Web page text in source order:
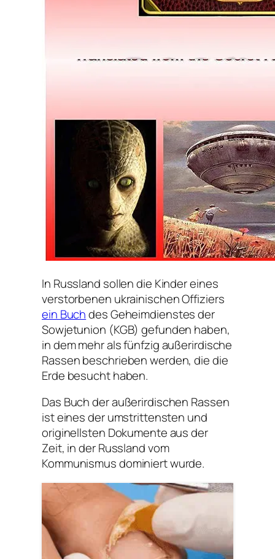
In Russland sollen die Kinder eines
verstorbenen ukrainischen Offiziers
ein Buchdes Geheimdienstes der
Sowjetunion (KGB) gefunden haben,
in dem mehr als fünfzig außerirdische
Rassen beschrieben werden, die die
Erde besucht haben.
Das Buch der außerirdischen Rassen
ist eines der umstrittensten und
originellsten Dokumente aus der
Zeit, in der Russland vom
Kommunismus dominiert wurde.